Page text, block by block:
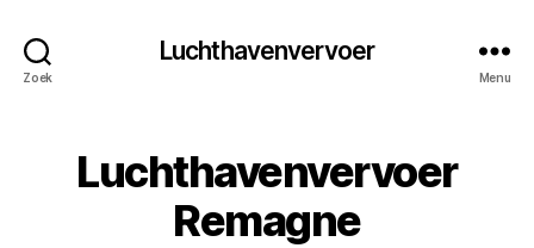
Zoek
Luchthavenvervoer
Menu
Luchthavenvervoer
Remagne